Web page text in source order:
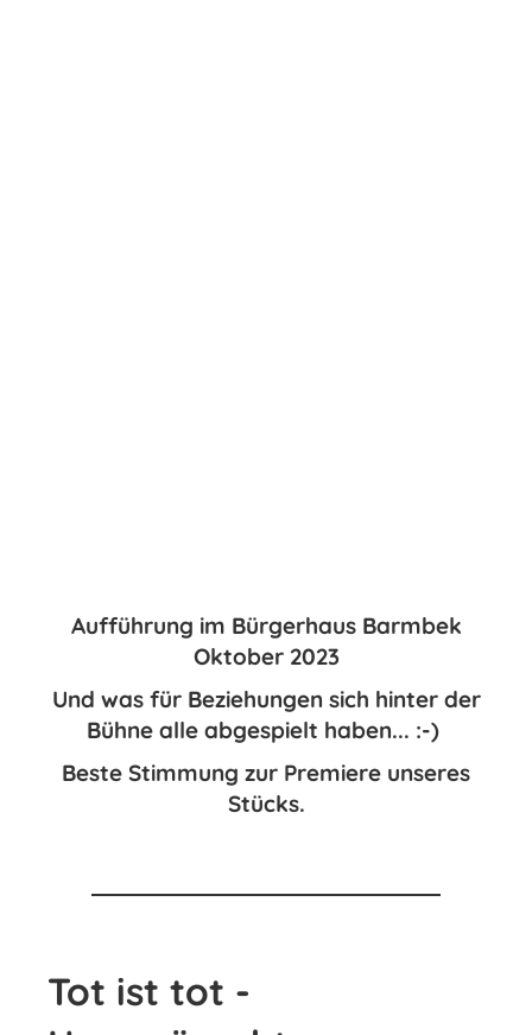
Aufführung im Bürgerhaus Barmbek
Oktober 2023
Und was für Beziehungen sich hinter der
Bühne alle abgespielt haben... :-)
Beste Stimmung zur Premiere unseres
Stücks.
Tot ist tot -